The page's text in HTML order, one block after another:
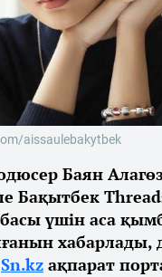
aissaulebakytbek
Баян
Бақытбек
үшін аса
хабарлады,
Sn.kz ақпарат